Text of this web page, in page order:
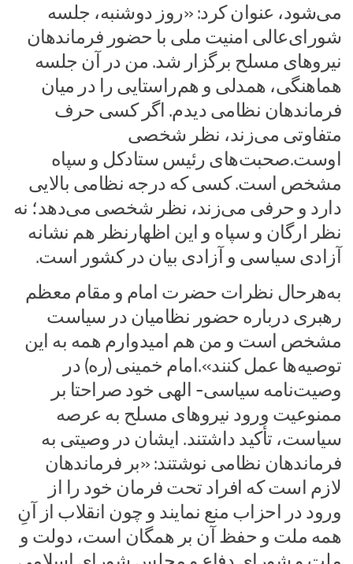
می‌شود، عنوان کرد: «روز دوشنبه، جلسه
شورای‌عالی امنیت ملی با حضور فرماندهان
نیروهای مسلح برگزار شد. من در آن جلسه
هماهنگی، همدلی و هم‌راستایی را در میان
فرماندهان نظامی دیدم. اگر کسی حرف
متفاوتی می‌زند، نظر شخصی
اوست.صحبت‌های رئیس ستادکل و سپاه
مشخص است. کسی که درجه نظامی بالایی
دارد و حرفی می‌زند، نظر شخصی می‌دهد؛ نه
نظر ارگان و سپاه و این اظهارنظر هم نشانه
آزادی سیاسی و آزادی بیان در کشور است.
به‌هرحال نظرات حضرت امام و مقام معظم
رهبری درباره حضور نظامیان در سیاست
مشخص است و من هم امیدوارم همه به این
توصیه‌ها عمل کنند».امام خمینی (ره) در
وصیت‌نامه سیاسی- الهی خود صراحتا بر
ممنوعیت ورود نیروهای مسلح به عرصه
سیاست، تأکید داشتند. ایشان در وصیتی به
فرماندهان نظامی نوشتند: «بر فرماندهان
لازم است که افراد تحت فرمان خود را از
ورود در احزاب منع نمایند و چون انقلاب از آنِ
همه ملت و حفظ آن بر همگان است، دولت و